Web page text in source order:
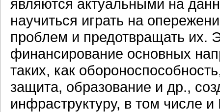
являются актуальными на
научиться играть на
проблем и предотвращать их.
финансирование основных
таких, как
защита, образование и др.,
инфраструктуру, в том числе и